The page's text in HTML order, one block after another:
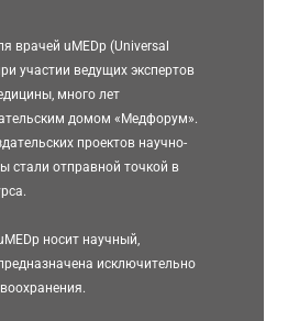
врачей uMEDp (Universal
участии ведущих экспертов
много лет
домом «Медфорум».
проектов научно-
стали отправной точкой в
носит научный,
исключительно